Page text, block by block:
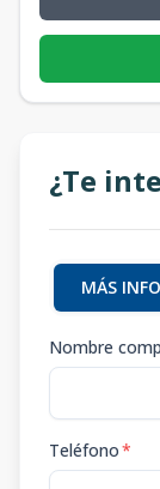
¿Te
MÁS
Nombre
Teléfono*